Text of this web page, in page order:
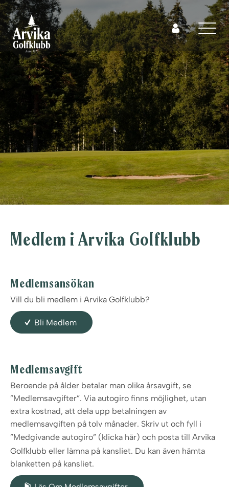
Medlem i Arvika Golfklubb
Medlemsansökan
Vill du bli medlem i Arvika Golfklubb?
Bli Medlem
Medlemsavgift
Beroende på ålder betalar man olika årsavgift, se
”Medlemsavgifter”. Via autogiro finns möjlighet, utan
extra kostnad, att dela upp betalningen av
medlemsavgiften på tolv månader. Skriv ut och fyll i
”Medgivande autogiro” (klicka här) och posta till Arvika
Golfklubb eller lämna på kansliet. Du kan även hämta
blanketten på kansliet.